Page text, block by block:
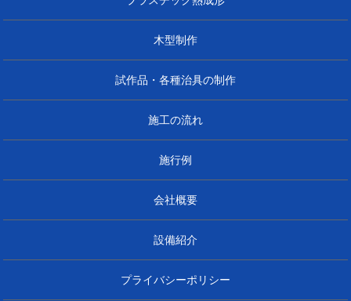
木型制作
試作品・各種治具の制作
施工の流れ
施行例
会社概要
設備紹介
プライバシーポリシー